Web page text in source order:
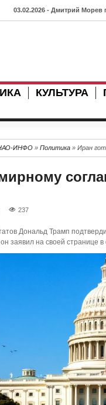
03.02.2026 - Дмитрий Морев
07.07.2025 - Ненецкий
13.12.2024 - Как
Хабаровска на конкурсе
08.07.2023 - Рояль
времени обретет новую
КУЛЬТУРА
ИНФО» Политика» Иран
237
Дональд Трамп
заявил на своей странице в